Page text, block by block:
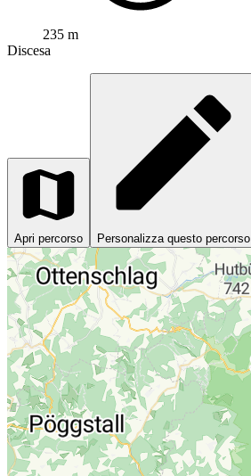
235 m
Discesa
Apri percorso Personalizza questo percorso